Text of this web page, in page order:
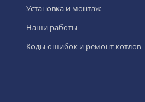
Установка и монтаж
Наши работы
Коды ошибок и ремонт котлов